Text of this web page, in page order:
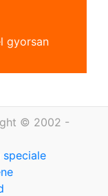
gyorsan
© 2002 -